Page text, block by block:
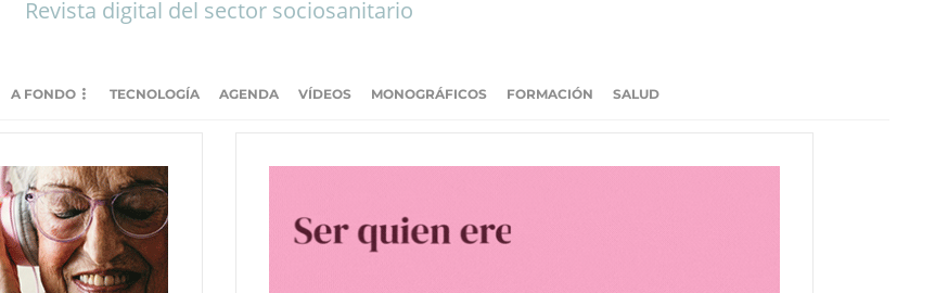
Revista digital del sector sociosanitario
A FONDO TECNOLOGÍA AGENDA VÍDEOS MONOGRÁFICOS FORMACIÓN SALUD